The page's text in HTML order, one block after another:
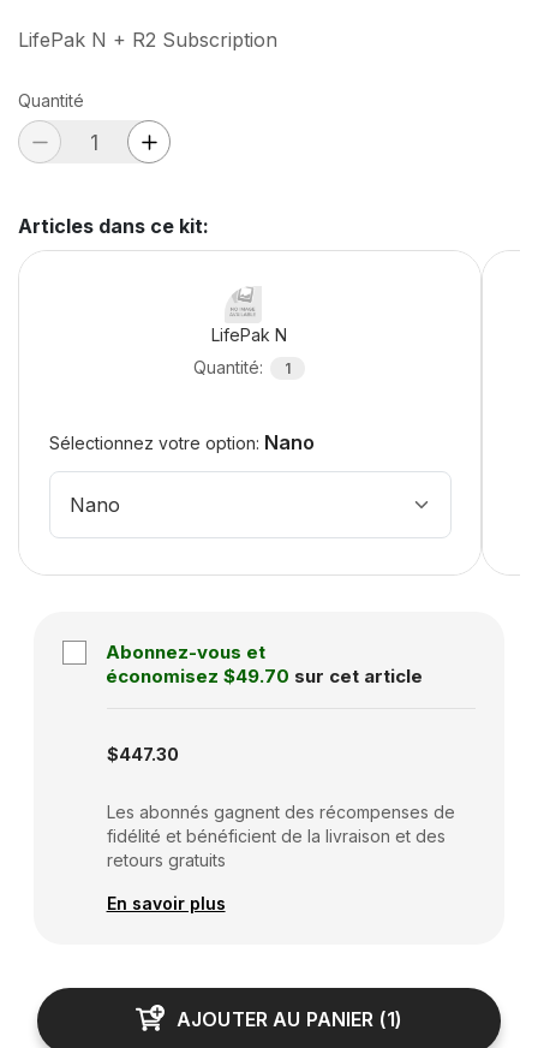
LifePak N + R2 Subscription
Quantité
Articles dans ce kit:
LifePak N
Quantité: 1
Sélectionnez votre option: Nano
Nano
Abonnez-vous et
économisez $49.70 sur cet article
$447.30
Les abonnés gagnent des récompenses de
fidélité et bénéficient de la livraison et des
retours gratuits
En savoir plus
AJOUTER AU PANIER (1)